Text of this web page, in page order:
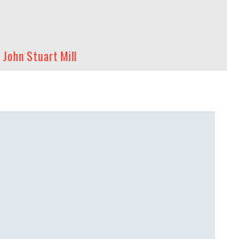
John Stuart Mill